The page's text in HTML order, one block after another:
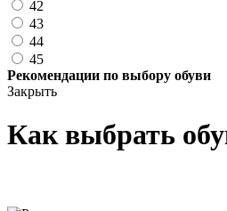
42
43
44
45
Рекомендации по выбору обуви
Закрыть
Как выбрать